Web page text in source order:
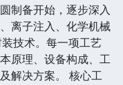
制备开始，逐步深入
离子注入、化学机械
技术。每一项工艺
原理、设备构成、工
解决方案。 核心工